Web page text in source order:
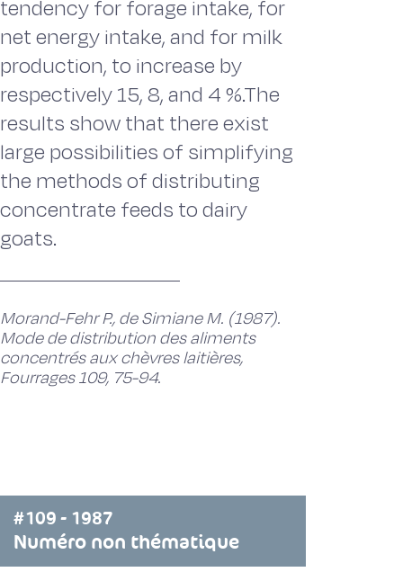
tendency for forage intake, for
net energy intake, and for milk
production, to increase by
respectively 15, 8, and 4 %.The
results show that there exist
large possibilities of simplifying
the methods of distributing
concentrate feeds to dairy
goats.
Morand-Fehr P., de Simiane M. (1987).
Mode de distribution des aliments
concentrés aux chèvres laitières,
Fourrages 109, 75-94.
#109 - 1987
Numéro non thématique